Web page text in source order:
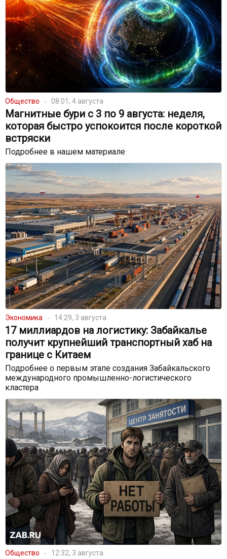
Общество 08:01, 4 августа
Магнитные бури с 3 по 9 августа: неделя,
которая быстро успокоится после короткой
встряски
Подробнее в нашем материале
Экономика 14:29, 3 августа
17 миллиардов на логистику: Забайкалье
получит крупнейший транспортный хаб на
границе с Китаем
Подробнее о первым этапе создания Забайкальского
международного промышленно-логистического
кластера
Общество 12:32, 3 августа